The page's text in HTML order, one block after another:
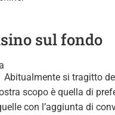
sul fondo
Abitualmente si tragitto
scopo è quella di
con l’aggiunta di